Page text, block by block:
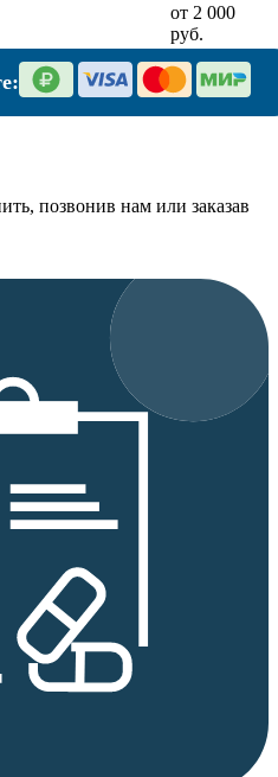
от 2 000
руб.
позвонив нам или заказав